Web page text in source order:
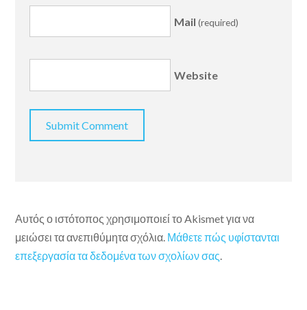
Mail (required)
Website
Αυτός ο ιστότοπος χρησιμοποιεί το Akismet για να
μειώσει τα ανεπιθύμητα σχόλια. Μάθετε πώς υφίστανται
επεξεργασία τα δεδομένα των σχολίων σας